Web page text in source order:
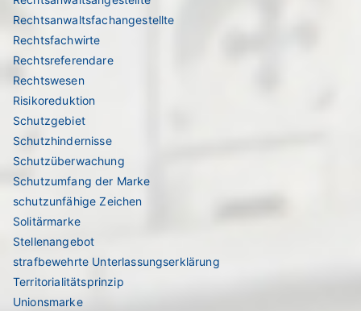
Rechtsanwaltsfachangestellte
Rechtsfachwirte
Rechtsreferendare
Rechtswesen
Risikoreduktion
Schutzgebiet
Schutzhindernisse
Schutzüberwachung
Schutzumfang der Marke
schutzunfähige Zeichen
Solitärmarke
Stellenangebot
strafbewehrte Unterlassungserklärung
Territorialitätsprinzip
Unionsmarke